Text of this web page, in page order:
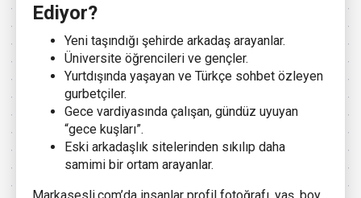
Ediyor?
Yeni taşındığı şehirde arkadaş arayanlar.
Üniversite öğrencileri ve gençler.
Yurtdışında yaşayan ve Türkçe sohbet özleyen
gurbetçiler.
Gece vardiyasında çalışan, gündüz uyuyan
“gece kuşları”.
Eski arkadaşlık sitelerinden sıkılıp daha
samimi bir ortam arayanlar.